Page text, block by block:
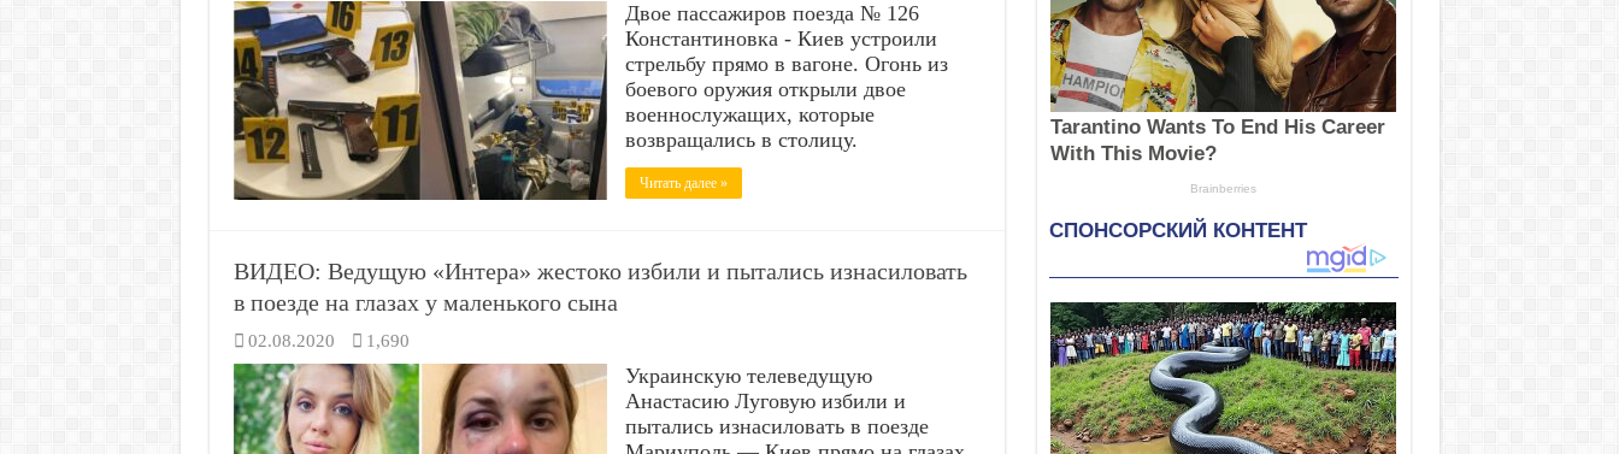
Двое пассажиров поезда № 126
Константиновка - Киев устроили
стрельбу прямо в вагоне. Огонь из
боевого оружия открыли двое
военнослужащих, которые
возвращались в столицу.
Читать далее »
ВИДЕО: Ведущую «Интера» жестоко избили и пытались изнасиловать
в поезде на глазах у маленького сына
02.08.2020 1,690
Украинскую телеведущую
Анастасию Луговую избили и
пытались изнасиловать в поезде